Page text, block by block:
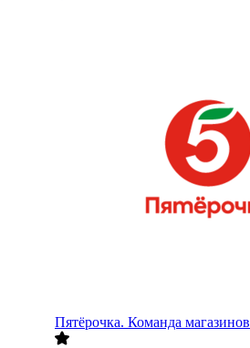
Пятёрочка. Команда магазинов